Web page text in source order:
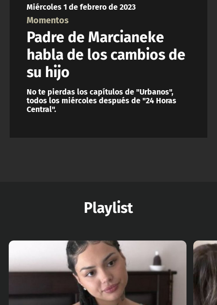
Miércoles 1 de febrero de 2023
Momentos
Padre de Marcianeke
habla de los cambios de
su hijo
No te pierdas los capítulos de "Urbanos",
todos los miércoles después de "24 Horas
Central".
Playlist